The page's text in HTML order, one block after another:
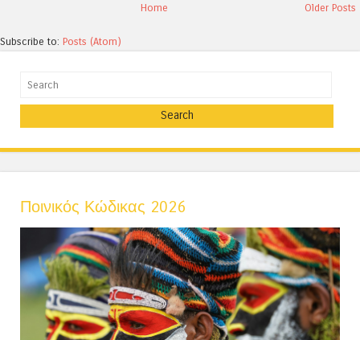
Older Posts
Home
Subscribe to: Posts (Atom)
Search
Ποινικός Κώδικας 2026